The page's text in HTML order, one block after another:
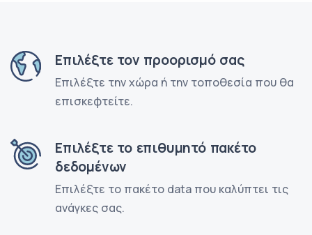
Επιλέξτε τον προορισμό σας
Επιλέξτε την χώρα ή την τοποθεσία που θα
επισκεφτείτε.
Επιλέξτε το επιθυμητό πακέτο
δεδομένων
Επιλέξτε το πακέτο data που καλύπτει τις
ανάγκες σας.